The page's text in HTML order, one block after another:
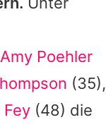
Amy Poehler
(35),
Fey (48) die